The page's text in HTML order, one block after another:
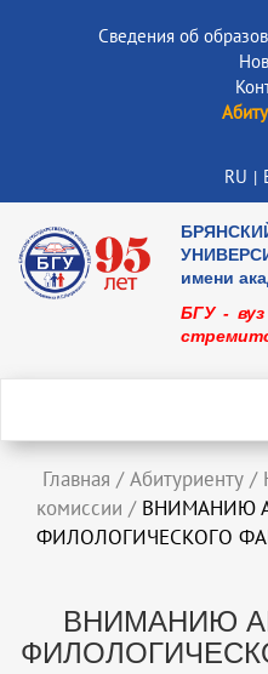
Сведения об
RU |
имени
БГУ -
Главная / Абитуриенту /
комиссии / ВНИМАНИЮ
ФИЛОЛОГИЧЕСКОГО
ВНИМАНИЮ